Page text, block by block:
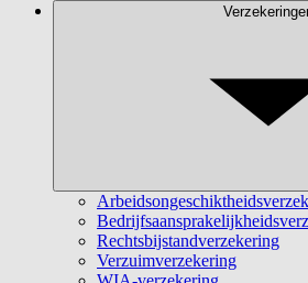
Rechtsbijstandverzekering
Verzuimverzekering